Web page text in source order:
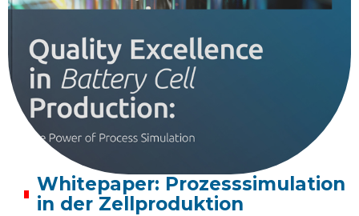
Whitepaper: Prozesssimulation
in der Zellproduktion